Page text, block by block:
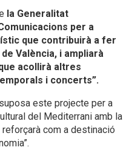
la Generalitat
per a
que contribuirà a fer
València, i ampliarà
acollirà altres
i concerts”.
este projecte per a
del Mediterrani amb la
com a destinació